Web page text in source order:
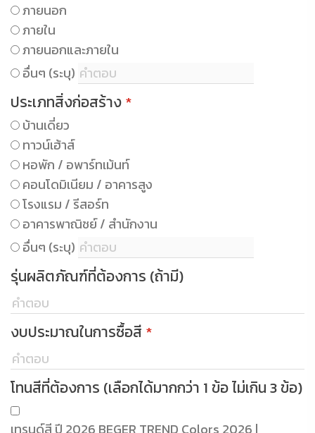
ภายนอก
ภายใน
ภายนอกและภายใน
อื่นๆ (ระบุ)
ประเภทสิ่งก่อสร้าง*
บ้านเดี่ยว
ทาวน์เฮ้าส์
หอพัก / อพาร์ทเม้นท์
คอนโดมิเนียม / อาคารสูง
โรงแรม / รีสอร์ท
อาคารพาณิชย์ / สำนักงาน
อื่นๆ (ระบุ)
รุ่นผลิตภัณฑ์ที่ต้องการ (ถ้ามี)
งบประมาณในการซื้อสี *
โทนสีที่ต้องการ (เลือกได้มากกว่า 1 ข้อ ไม่เกิน 3 ข้อ)